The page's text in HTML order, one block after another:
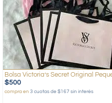
Bolsa Victoria’s Secret Original
$500
compra en 3 cuotas de $167 sin interés